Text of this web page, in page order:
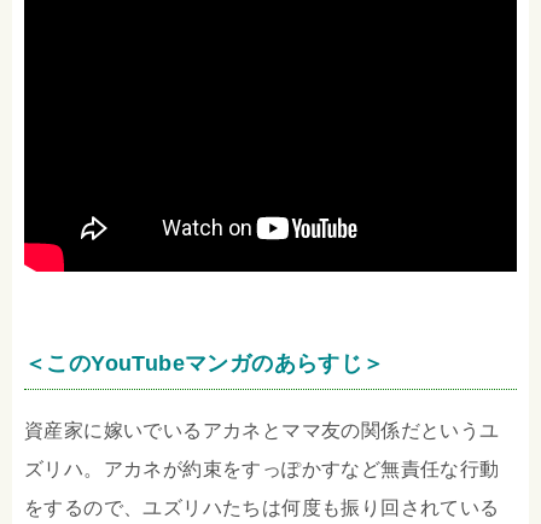
＜このYouTubeマンガのあらすじ＞
資産家に嫁いでいるアカネとママ友の関係だというユ
ズリハ。アカネが約束をすっぽかすなど無責任な行動
をするので、ユズリハたちは何度も振り回されている